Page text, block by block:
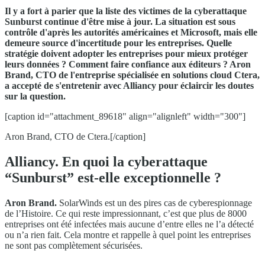
Il y a fort à parier que la liste des victimes de la cyberattaque
Sunburst continue d'être mise à jour. La situation est sous
contrôle d'après les autorités américaines et Microsoft, mais elle
demeure source d'incertitude pour les entreprises. Quelle
stratégie doivent adopter les entreprises pour mieux protéger
leurs données ? Comment faire confiance aux éditeurs ? Aron
Brand, CTO de l'entreprise spécialisée en solutions cloud Ctera,
a accepté de s'entretenir avec Alliancy pour éclaircir les doutes
sur la question.
[caption id="attachment_89618" align="alignleft" width="300"]
Aron Brand, CTO de Ctera.[/caption]
Alliancy. En quoi la cyberattaque
“Sunburst” est-elle exceptionnelle ?
Aron Brand. SolarWinds est un des pires cas de cyberespionnage
de l’Histoire. Ce qui reste impressionnant, c’est que plus de 8000
entreprises ont été infectées mais aucune d’entre elles ne l’a détecté
ou n’a rien fait. Cela montre et rappelle à quel point les entreprises
ne sont pas complètement sécurisées.